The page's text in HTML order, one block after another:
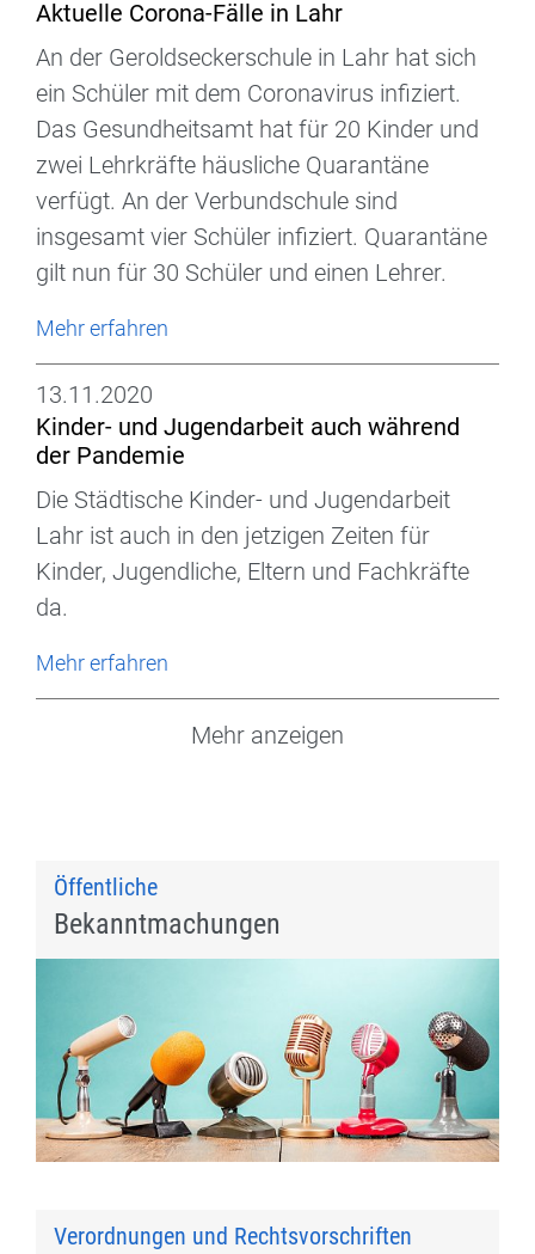
Aktuelle Corona-Fälle in Lahr
An der Geroldseckerschule in Lahr hat sich
ein Schüler mit dem Coronavirus infiziert.
Das Gesundheitsamt hat für 20 Kinder und
zwei Lehrkräfte häusliche Quarantäne
verfügt. An der Verbundschule sind
insgesamt vier Schüler infiziert. Quarantäne
gilt nun für 30 Schüler und einen Lehrer.
Mehr erfahren
13.11.2020
Kinder- und Jugendarbeit auch während
der Pandemie
Die Städtische Kinder- und Jugendarbeit
Lahr ist auch in den jetzigen Zeiten für
Kinder, Jugendliche, Eltern und Fachkräfte
da.
Mehr erfahren
Mehr anzeigen
Öffentliche
Bekanntmachungen
Verordnungen und Rechtsvorschriften